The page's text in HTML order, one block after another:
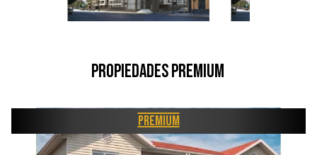
Propiedades Premium
Premium